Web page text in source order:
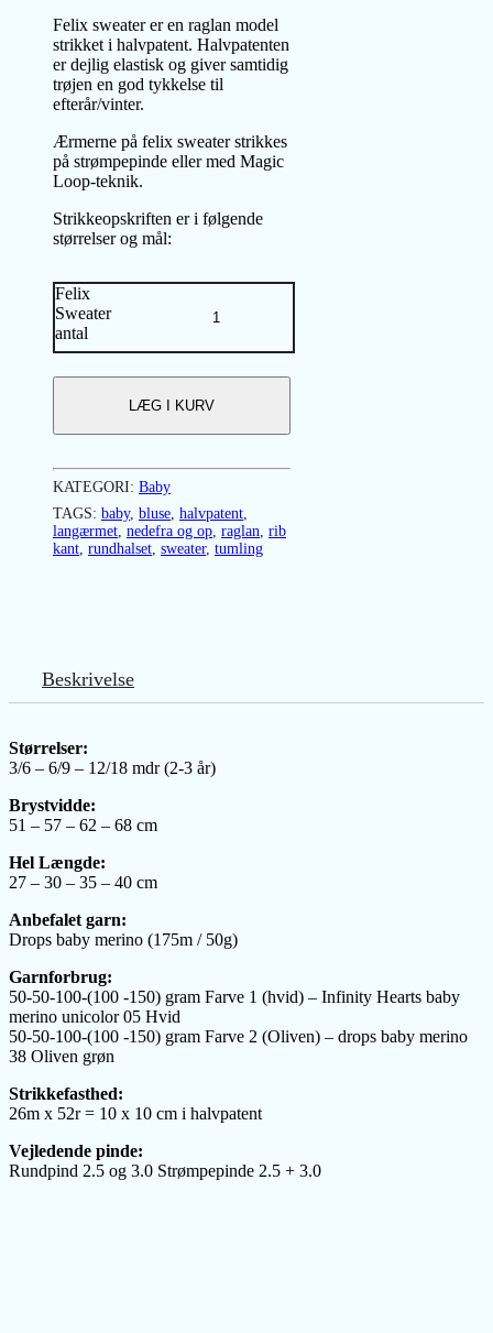
Felix sweater er en raglan model
strikket i halvpatent. Halvpatenten
er dejlig elastisk og giver samtidig
trøjen en god tykkelse til
efterår/vinter.
Ærmerne på felix sweater strikkes
på strømpepinde eller med Magic
Loop-teknik.
Strikkeopskriften er i følgende
størrelser og mål:
Felix
Sweater
antal
LÆG I KURV
KATEGORI: Baby
TAGS: baby, bluse halvpatent
langærmet nedefra og op raglan rib
kant rundhalset sweater, tumling
Beskrivelse
Størrelser:
3/6 – 6/9 – 12/18 mdr (2-3 år)
Brystvidde:
51 – 57 – 62 – 68 cm
Hel Længde:
27 – 30 – 35 – 40 cm
Anbefalet garn:
Drops baby merino (175m / 50g)
Garnforbrug:
50-50-100-(100 -150) gram Farve 1 (hvid) – Infinity Hearts baby
merino unicolor 05 Hvid
50-50-100-(100 -150) gram Farve 2 (Oliven) – drops baby merino
38 Oliven grøn
Strikkefasthed:
26m x 52r = 10 x 10 cm i halvpatent
Vejledende pinde:
Rundpind 2.5 og 3.0 Strømpepinde 2.5 + 3.0